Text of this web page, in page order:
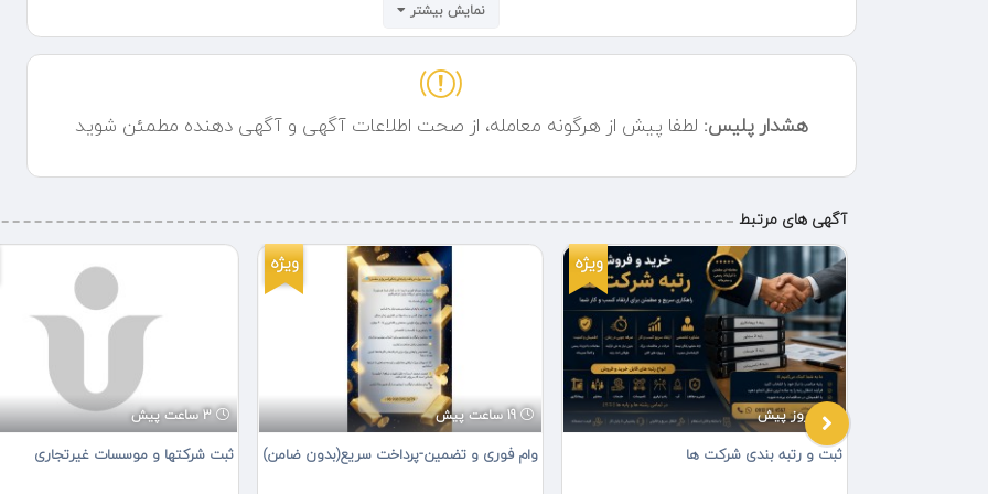
نمایش بیشتر
هشدار پلیس: لطفا پیش از هرگونه معامله، از صحت اطلاعات آگهی و آگهی دهنده مطمئن شوید
آگهی های مرتبط
3 ساعت پیش
ثبت شرکتها و موسسات غیرتجاری
ویژه
19 ساعت پیش
وام فوری و تضمین-پرداخت سریع(بدون ضامن)
ویژه
2 روز پیش
ثبت و رتبه بندی شرکت ها